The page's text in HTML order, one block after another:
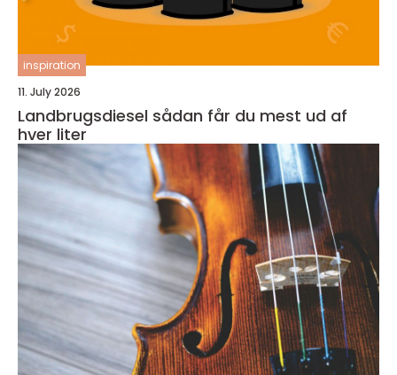
inspiration
11. July 2026
Landbrugsdiesel sådan får du mest ud af
hver liter